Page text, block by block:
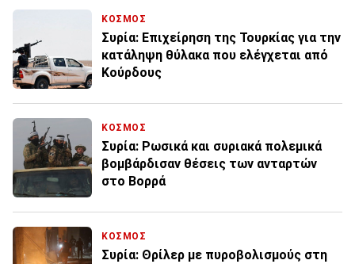
ΚΟΣΜΟΣ
Συρία: Επιχείρηση της Τουρκίας για την
κατάληψη θύλακα που ελέγχεται από
Κούρδους
ΚΟΣΜΟΣ
Συρία: Ρωσικά και συριακά πολεμικά
βομβάρδισαν θέσεις των ανταρτών
στο Βορρά
ΚΟΣΜΟΣ
Συρία: Θρίλερ με πυροβολισμούς στη